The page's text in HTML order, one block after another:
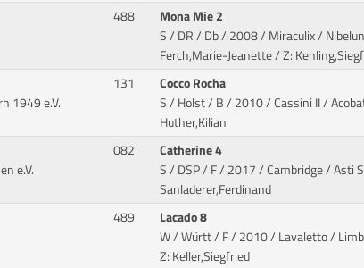
488
Mona Mie 2
S / DR / Db / 2008 / Miraculix /
Ferch,Marie-Jeanette / Z:
1949 e.V.
131
Cocco Rocha
S / Holst / B / 2010 / Cassini II /
Huther,Kilian
e.V.
082
Catherine 4
S / DSP / F / 2017 / Cambridge / Asti
Sanladerer,Ferdinand
489
Lacado 8
W / Württ / F / 2010 / Lavaletto /
Z: Keller,Siegfried